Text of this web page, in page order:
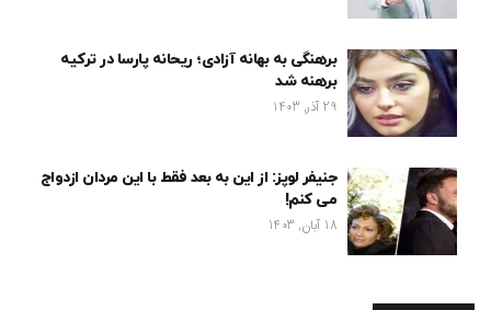
برهنگی به بهانه آزادی؛ ریحانه پارسا در ترکیه
برهنه شد
29 آذر, 1403
جنیفر لوپز: از این به بعد فقط با این مردان ازدواج
می کنم!
18 آبان, 1403